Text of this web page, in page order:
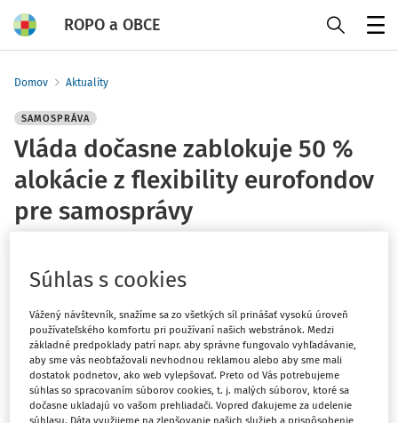
ROPO a OBCE
Domov Aktuality
SAMOSPRÁVA
Vláda dočasne zablokuje 50 %
alokácie z flexibility eurofondov
pre samosprávy
Vydané:18. 6. 2025
1 minúta čítania
Vyplýva to z Informácie o stave implementácie
Programu Slovensko k 31. 5. 2025 z dielne Ministerstva
investícií, regionálneho rozvoja a informatizácie (MIRRI)
SR, ktorú schválila vláda SR.
Súhlas s cookies
Vážený návštevník, snažíme sa zo všetkých síl prinášať vysokú úroveň
používateľského komfortu pri používaní našich webstránok. Medzi
základné predpoklady patrí napr. aby správne fungovalo vyhľadávanie,
aby sme vás neobťažovali nevhodnou reklamou alebo aby sme mali
dostatok podnetov, ako web vylepšovať. Preto od Vás potrebujeme
súhlas so spracovaním súborov cookies, t. j. malých súborov, ktoré sa
dočasne ukladajú vo vašom prehliadači. Vopred ďakujeme za udelenie